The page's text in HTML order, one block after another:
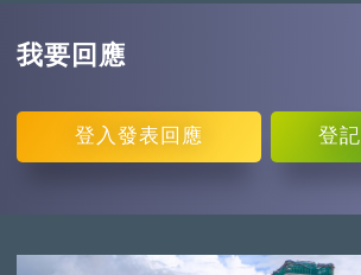
我要回應
登入 發表回應 登記